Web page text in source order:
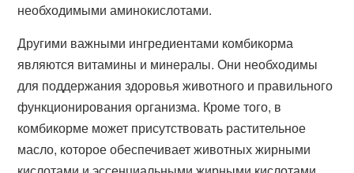
необходимыми аминокислотами.
Другими важными ингредиентами комбикорма
являются витамины и минералы. Они необходимы
для поддержания здоровья животного и правильного
функционирования организма. Кроме того, в
комбикорме может присутствовать растительное
масло, которое обеспечивает животных жирными